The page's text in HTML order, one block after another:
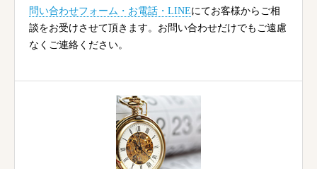
問い合わせフォーム・お電話・LINEにてお客様からご相
談をお受けさせて頂きます。お問い合わせだけでもご遠慮
なくご連絡ください。